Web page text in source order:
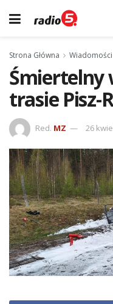
Strona Główna Wiadomości
Śmiertelny
trasie Pisz-
Red. MZ 26